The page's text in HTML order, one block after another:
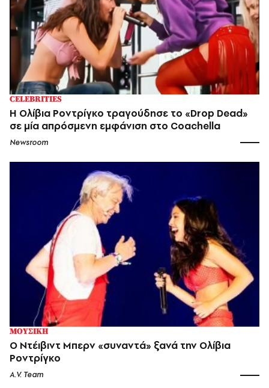
CELEBRITIES
Η Ολίβια Ροντρίγκο τραγούδησε το «Drop Dead»
σε μία απρόσμενη εμφάνιση στο Coachella
Newsroom
ΜΟΥΣΙΚΗ
Ο Ντέιβιντ Μπερν «συναντά» ξανά την Ολίβια
Ροντρίγκο
A.V. Team